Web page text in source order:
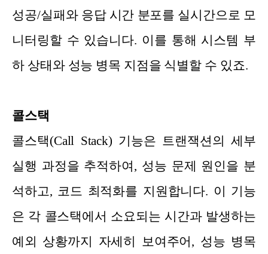
성공/실패와 응답 시간 분포를 실시간으로 모
니터링할 수 있습니다. 이를 통해 시스템 부
하 상태와 성능 병목 지점을 식별할 수 있죠.
콜스택
콜스택(Call Stack) 기능은 트랜잭션의 세부
실행 과정을 추적하여, 성능 문제 원인을 분
석하고, 코드 최적화를 지원합니다. 이 기능
은 각 콜스택에서 소요되는 시간과 발생하는
예외 상황까지 자세히 보여주어, 성능 병목